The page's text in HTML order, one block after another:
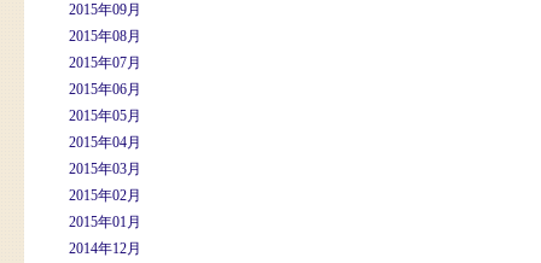
2015年09月
2015年08月
2015年07月
2015年06月
2015年05月
2015年04月
2015年03月
2015年02月
2015年01月
2014年12月